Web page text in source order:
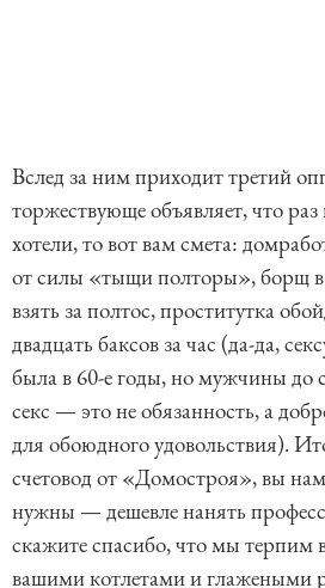
Вслед за ним приходит третий
торжествующе объявляет, что
хотели, то вот вам смета:
от силы «тыщи полторы», борщ
взять за полтос, проститутка
двадцать баксов за час (да-да,
была в 60-е годы, но мужчины до
секс — это не обязанность, а
для обоюдного удовольствия).
счетовод от «Домостроя», вы
нужны — дешевле нанять
скажите спасибо, что мы терпим
вашими котлетами и глажеными